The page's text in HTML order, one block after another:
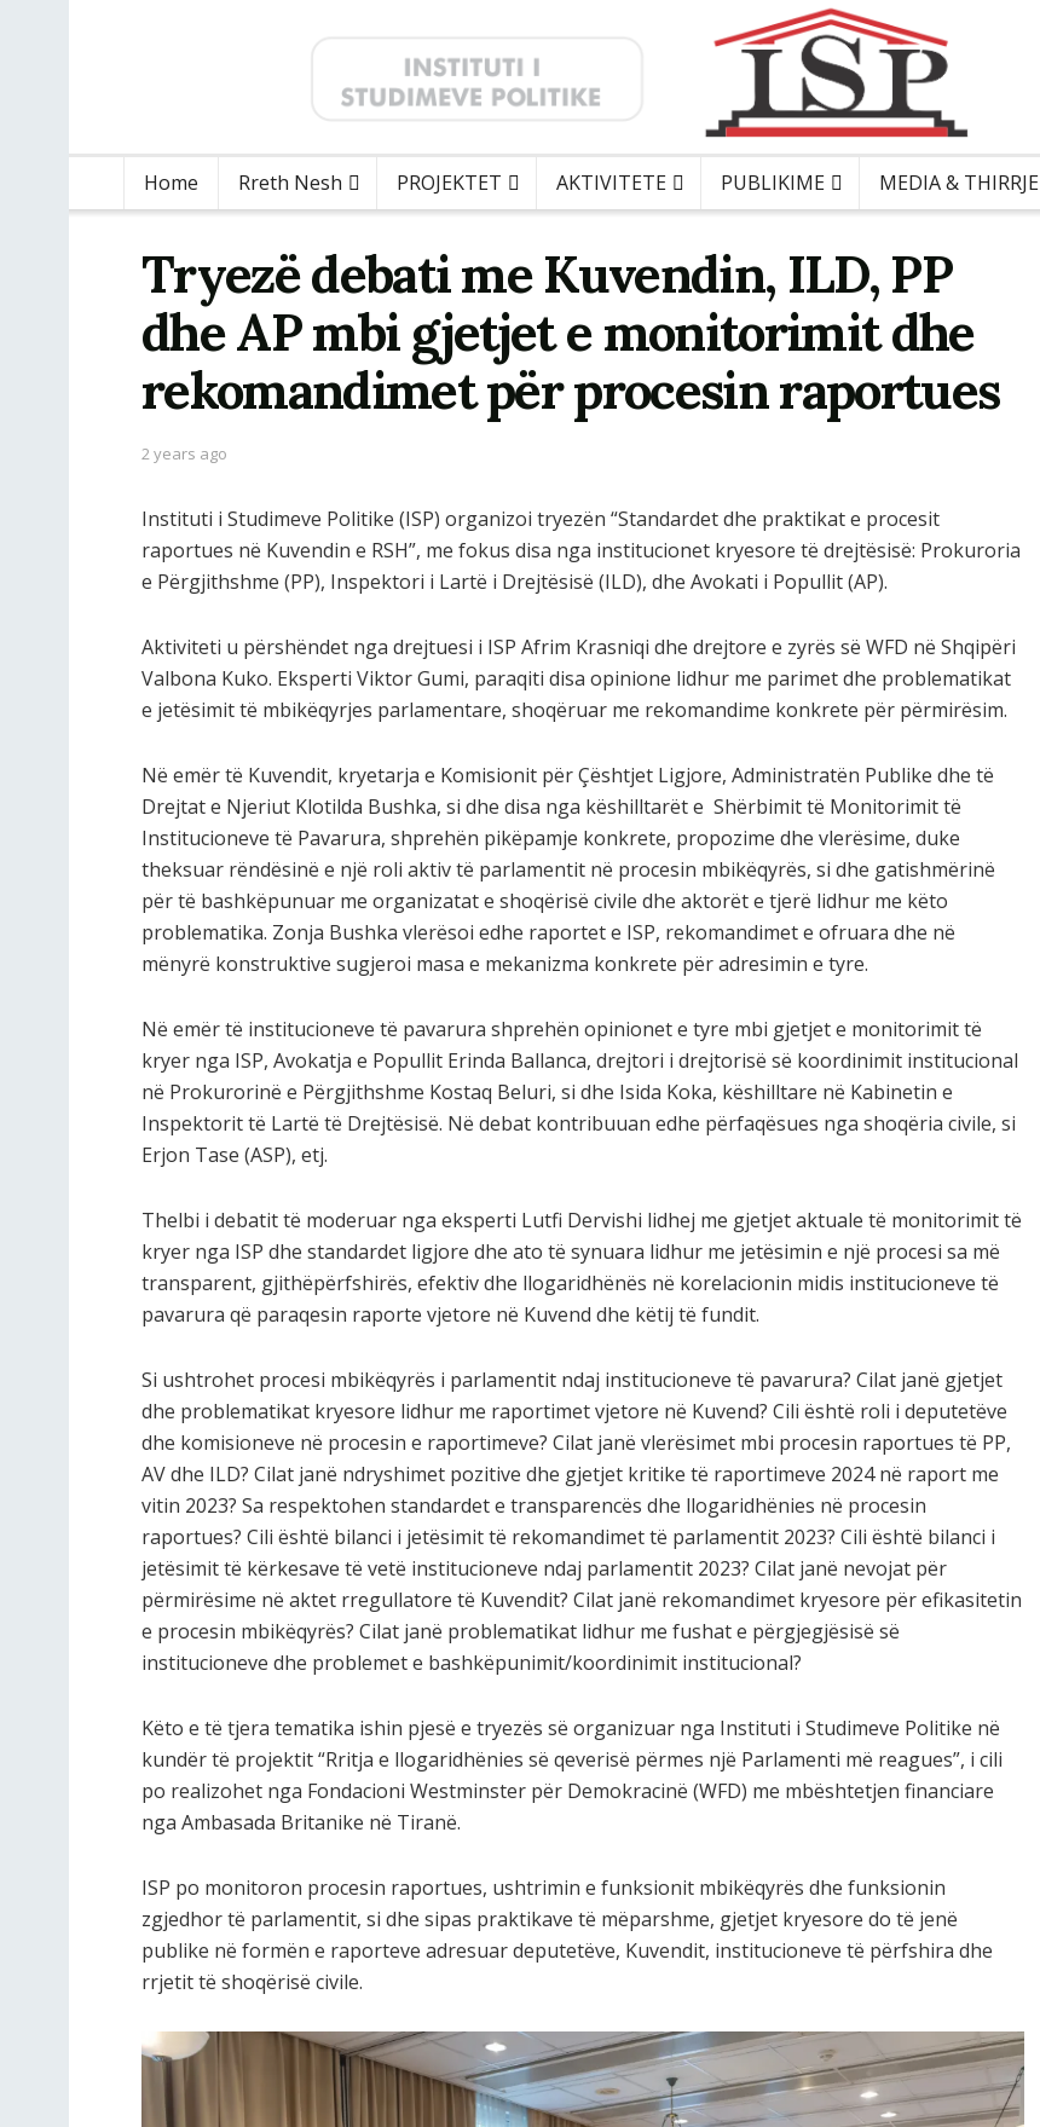
Home Rreth Nesh PROJEKTET AKTIVITETE PUBLIKIME MEDIA & THIRRJE
Tryezë debati me Kuvendin, ILD, PP
dhe AP mbi gjetjet e monitorimit dhe
rekomandimet për procesin raportues
2 years ago
Instituti i Studimeve Politike (ISP) organizoi tryezën “Standardet dhe praktikat e procesit
raportues në Kuvendin e RSH”, me fokus disa nga institucionet kryesore të drejtësisë: Prokuroria
e Përgjithshme (PP), Inspektori i Lartë i Drejtësisë (ILD), dhe Avokati i Popullit (AP).
Aktiviteti u përshëndet nga drejtuesi i ISP Afrim Krasniqi dhe drejtore e zyrës së WFD në Shqipëri
Valbona Kuko. Eksperti Viktor Gumi, paraqiti disa opinione lidhur me parimet dhe problematikat
e jetësimit të mbikëqyrjes parlamentare, shoqëruar me rekomandime konkrete për përmirësim.
Në emër të Kuvendit, kryetarja e Komisionit për Çështjet Ligjore, Administratën Publike dhe të
Drejtat e Njeriut Klotilda Bushka, si dhe disa nga këshilltarët e Shërbimit të Monitorimit të
Institucioneve të Pavarura, shprehën pikëpamje konkrete, propozime dhe vlerësime, duke
theksuar rëndësinë e një roli aktiv të parlamentit në procesin mbikëqyrës, si dhe gatishmërinë
për të bashkëpunuar me organizatat e shoqërisë civile dhe aktorët e tjerë lidhur me këto
problematika. Zonja Bushka vlerësoi edhe raportet e ISP, rekomandimet e ofruara dhe në
mënyrë konstruktive sugjeroi masa e mekanizma konkrete për adresimin e tyre.
Në emër të institucioneve të pavarura shprehën opinionet e tyre mbi gjetjet e monitorimit të
kryer nga ISP, Avokatja e Popullit Erinda Ballanca, drejtori i drejtorisë së koordinimit institucional
në Prokurorinë e Përgjithshme Kostaq Beluri, si dhe Isida Koka, këshilltare në Kabinetin e
Inspektorit të Lartë të Drejtësisë. Në debat kontribuuan edhe përfaqësues nga shoqëria civile, si
Erjon Tase (ASP), etj.
Thelbi i debatit të moderuar nga eksperti Lutfi Dervishi lidhej me gjetjet aktuale të monitorimit të
kryer nga ISP dhe standardet ligjore dhe ato të synuara lidhur me jetësimin e një procesi sa më
transparent, gjithëpërfshirës, efektiv dhe llogaridhënës në korelacionin midis institucioneve të
pavarura që paraqesin raporte vjetore në Kuvend dhe këtij të fundit.
Si ushtrohet procesi mbikëqyrës i parlamentit ndaj institucioneve të pavarura? Cilat janë gjetjet
dhe problematikat kryesore lidhur me raportimet vjetore në Kuvend? Cili është roli i deputetëve
dhe komisioneve në procesin e raportimeve? Cilat janë vlerësimet mbi procesin raportues të PP,
AV dhe ILD? Cilat janë ndryshimet pozitive dhe gjetjet kritike të raportimeve 2024 në raport me
vitin 2023? Sa respektohen standardet e transparencës dhe llogaridhënies në procesin
raportues? Cili është bilanci i jetësimit të rekomandimet të parlamentit 2023? Cili është bilanci i
jetësimit të kërkesave të vetë institucioneve ndaj parlamentit 2023? Cilat janë nevojat për
përmirësime në aktet rregullatore të Kuvendit? Cilat janë rekomandimet kryesore për efikasitetin
e procesin mbikëqyrës? Cilat janë problematikat lidhur me fushat e përgjegjësisë së
institucioneve dhe problemet e bashkëpunimit/koordinimit institucional?
Këto e të tjera tematika ishin pjesë e tryezës së organizuar nga Instituti i Studimeve Politike në
kundër të projektit “Rritja e llogaridhënies së qeverisë përmes një Parlamenti më reagues”, i cili
po realizohet nga Fondacioni Westminster për Demokracinë (WFD) me mbështetjen financiare
nga Ambasada Britanike në Tiranë.
ISP po monitoron procesin raportues, ushtrimin e funksionit mbikëqyrës dhe funksionin
zgjedhor të parlamentit, si dhe sipas praktikave të mëparshme, gjetjet kryesore do të jenë
publike në formën e raporteve adresuar deputetëve, Kuvendit, institucioneve të përfshira dhe
rrjetit të shoqërisë civile.